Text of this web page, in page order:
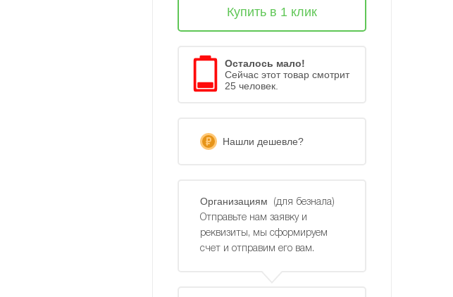
Купить в 1 клик
Осталось мало!
Сейчас этот товар смотрит
25 человек.
Нашли дешевле?
Организациям
(для безнала)
Отправьте нам заявку и
реквизиты, мы сформируем
счет и отправим его вам.